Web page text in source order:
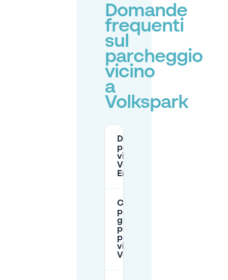
Domande
frequenti
sul
parcheggio
vicino
a
Volkspark
Dove posso
parcheggiare
vicino al
Volkspark di
Enschede?
C'è
parcheggio
gratuito
per le
prime 2 ore
vicino al
Volkspark?